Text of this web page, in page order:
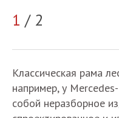
1 / 2
Классическая рама
например, у
собой неразборное